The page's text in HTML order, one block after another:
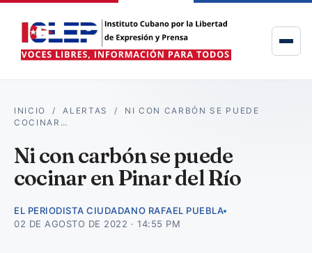
INICIO /ALERTAS / NI CON CARBÓN SE PUEDE
COCINAR…
Ni con carbón se puede
cocinar en Pinar del Río
EL PERIODISTA CIUDADANO RAFAEL PUEBLA
02 DE AGOSTO DE 2022 · 14:55 PM